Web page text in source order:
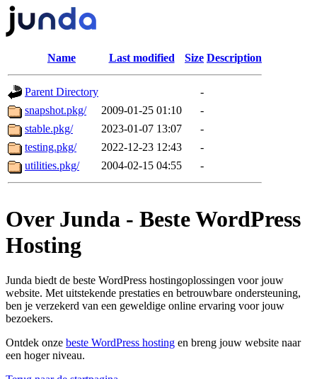
Name Last modified Size Description
Parent Directory
-
snapshot.pkg/
2009-01-25 01:10
-
stable.pkg/
2023-01-07 13:07
-
testing.pkg/
2022-12-23 12:43
-
utilities.pkg/
2004-02-15 04:55 -
Over Junda - Beste WordPress
Hosting
Junda biedt de beste WordPress hostingoplossingen voor jouw
website. Met uitstekende prestaties en betrouwbare ondersteuning,
ben je verzekerd van een geweldige online ervaring voor jouw
bezoekers.
Ontdek onze beste WordPress hosting en breng jouw website naar
een hoger niveau.